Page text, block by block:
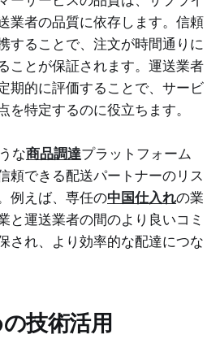
業者の品質に依存します。信頼
することで、注文が時間通りに
ことが保証されます。運送業者
期的に評価することで、サービ
を特定するのに役立ちます。
な商品調達プラットフォーム
頼できる配送パートナーのリス
例えば、専任の中国仕入れの業
と運送業者の間のより良いコミ
され、より効率的な配達につな
技術活用